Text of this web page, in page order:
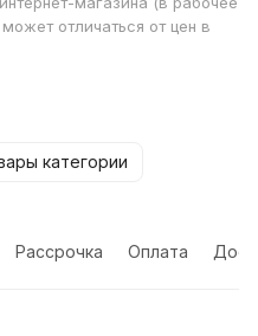
отличаться от цен в
категории
Рассрочка Оплата